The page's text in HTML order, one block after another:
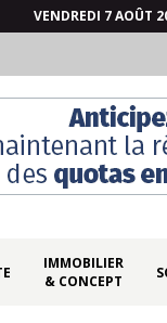
VENDREDI 7 AOÛT
IMMOBILIER
& CONCEPT